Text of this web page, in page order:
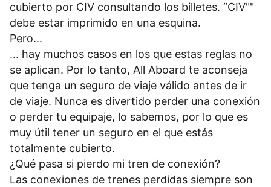
cubierto por CIV consultando los billetes. “CIV""
debe estar imprimido en una esquina.
Pero...
... hay muchos casos en los que estas reglas no
se aplican. Por lo tanto, All Aboard te aconseja
que tenga un seguro de viaje válido antes de ir
de viaje. Nunca es divertido perder una conexión
o perder tu equipaje, lo sabemos, por lo que es
muy útil tener un seguro en el que estás
totalmente cubierto.
¿Qué pasa si pierdo mi tren de conexión?
Las conexiones de trenes perdidas siempre son